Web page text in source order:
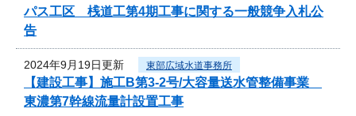
パス工区 桟道工第4期工事に関する一般競争入札公
告
2024年9月19日更新 東部広域水道事務所
【建設工事】施工B第3-2号/大容量送水管整備事業
東濃第7幹線流量計設置工事